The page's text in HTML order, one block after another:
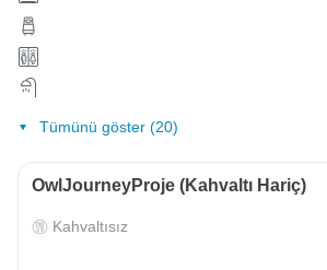
Tümünü göster (20)
OwlJourneyProje (Kahvaltı Hariç)
Kahvaltısız